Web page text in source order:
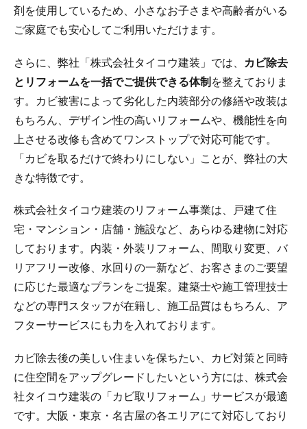
剤を使用しているため、小さなお子さまや高齢者がいる
ご家庭でも安心してご利用いただけます。
さらに、弊社「株式会社タイコウ建装」では、
カビ除去
とリフォームを一括でご提供できる体制 を整えておりま
す。カビ被害によって劣化した内装部分の修繕や改装は
もちろん、デザイン性の高いリフォームや、機能性を向
上させる改修も含めてワンストップで対応可能です。
「カビを取るだけで終わりにしない」ことが、弊社の大
きな特徴です。
株式会社タイコウ建装のリフォーム事業は、戸建て住
宅・マンション・店舗・施設など、あらゆる建物に対応
しております。内装・外装リフォーム、間取り変更、バ
リアフリー改修、水回りの一新など、お客さまのご要望
に応じた最適なプランをご提案。建築士や施工管理技士
などの専門スタッフが在籍し、施工品質はもちろん、ア
フターサービスにも力を入れております。
カビ除去後の美しい住まいを保ちたい、カビ対策と同時
に住空間をアップグレードしたいという方には、株式会
社タイコウ建装の「カビ取リフォーム」サービスが最適
です。大阪・東京・名古屋の各エリアにて対応しており